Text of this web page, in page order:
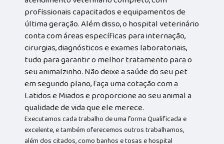
profissionais capacitados e equipamentos de
última geração. Além disso, o hospital veterinário
conta com áreas específicas para internação,
cirurgias, diagnósticos e exames laboratoriais,
tudo para garantir o melhor tratamento para o
seu animalzinho. Não deixe a saúde do seu pet
em segundo plano, faça uma cotação com a
Latidos e Miados e proporcione ao seu animal a
qualidade de vida que ele merece.
Executamos cada trabalho de uma forma Qualificada e
excelente, e também oferecemos outros trabalhamos,
além dos citados, como banhos e tosas e hospital